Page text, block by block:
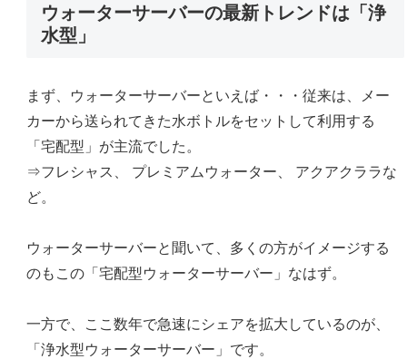
ウォーターサーバーの最新トレンドは「浄
水型」
まず、ウォーターサーバーといえば・・・従来は、メー
カーから送られてきた水ボトルをセットして利用する
「宅配型」が主流でした。
⇒フレシャス、 プレミアムウォーター、 アクアクララな
ど。
ウォーターサーバーと聞いて、多くの方がイメージする
のもこの「宅配型ウォーターサーバー」なはず。
一方で、ここ数年で急速にシェアを拡大しているのが、
「浄水型ウォーターサーバー」です。